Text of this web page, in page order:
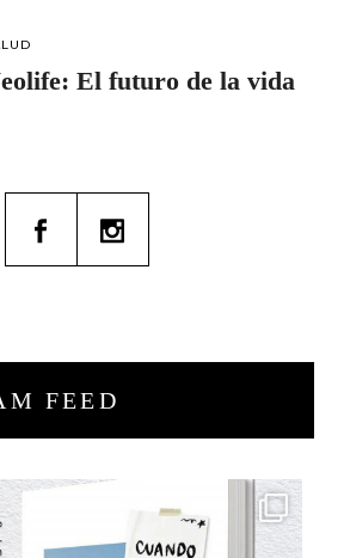
El futuro de la vida
FEED